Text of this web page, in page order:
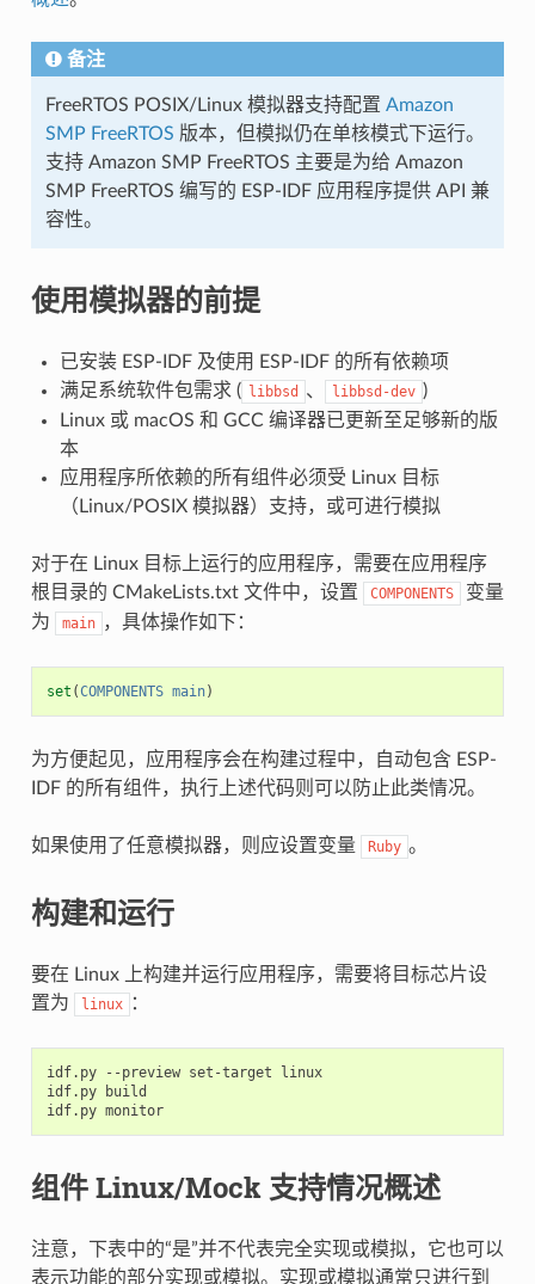
备注
FreeRTOS POSIX/Linux 模拟器支持配置 Amazon
SMP FreeRTOS 版本，但模拟仍在单核模式下运行。
支持 Amazon SMP FreeRTOS 主要是为给 Amazon
SMP FreeRTOS 编写的 ESP-IDF 应用程序提供 API 兼
容性。
使用模拟器的前提
已安装 ESP-IDF 及使用 ESP-IDF 的所有依赖项
满足系统软件包需求 ( libbsd 、 libbsd-dev )
Linux 或 macOS 和 GCC 编译器已更新至足够新的版
本
应用程序所依赖的所有组件必须受 Linux 目标
（Linux/POSIX 模拟器）支持，或可进行模拟
对于在 Linux 目标上运行的应用程序，需要在应用程序
根目录的 CMakeLists.txt 文件中，设置
COMPONENTS
变量
为
main ，具体操作如下：
set (COMPONENTS main)
为方便起见，应用程序会在构建过程中，自动包含 ESP-
IDF 的所有组件，执行上述代码则可以防止此类情况。
如果使用了任意模拟器，则应设置变量 Ruby 。
构建和运行
要在 Linux 上构建并运行应用程序，需要将目标芯片设
置为
linux ：
idf.py --preview set-target
linux
idf.py
build
idf.py
monitor
组件 Linux/Mock 支持情况概述
注意，下表中的“是”并不代表完全实现或模拟，它也可以
表示功能的部分实现或模拟。实现或模拟通常只进行到